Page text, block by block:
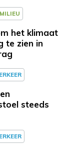
het klimaat
te zien in
steeds